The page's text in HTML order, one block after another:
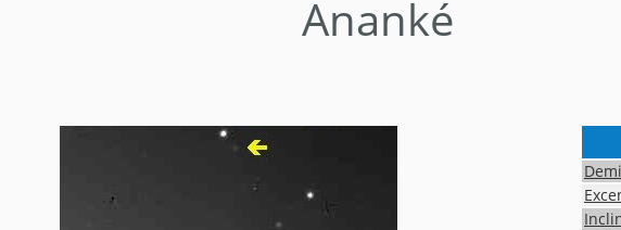
Ananké